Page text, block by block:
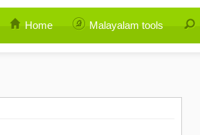
Home Malayalam tools